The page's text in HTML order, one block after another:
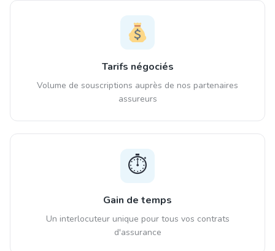
Tarifs négociés
Volume de souscriptions auprès de nos partenaires
assureurs
⏱️
Gain de temps
Un interlocuteur unique pour tous vos contrats
d'assurance